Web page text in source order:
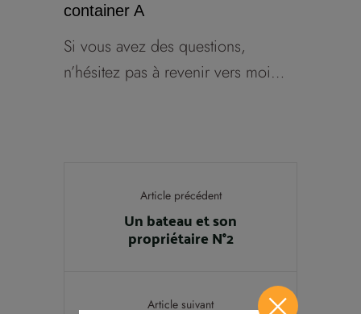
container A
Si vous avez des questions,
n’hésitez pas à revenir vers moi…
Article précédent
Un bateau et son
propriétaire N°2
Article suivant